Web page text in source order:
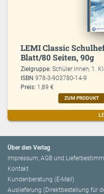
LEMI Classic
Blatt/80 Seiten, 90g
Zielgruppe:Schüler:innen; 1.
ISBN978-3-903780-14-9
Preis: 1,89 €
ZUM PRODUKT
Über den Verlag
Impressum, AGB und
Kontakt
Kundenberatung (E-Mail)
Auslieferung (Direktbestellung für